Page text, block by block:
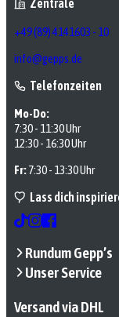
Zentrale
+49 (89) 4141603 - 10
info@gepps.de
Telefonzeiten
Mo-Do:
7:30 - 11:30 Uhr
12:30 - 16:30 Uhr
Fr:7:30 - 13:30 Uhr
Lass dich
Rundum Gepp’s
Unser Service
Versand via DHL